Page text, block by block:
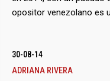
opositor venezolano es
adversarios del
creación del movimiento
30-08-14
ADRIANA RIVERA